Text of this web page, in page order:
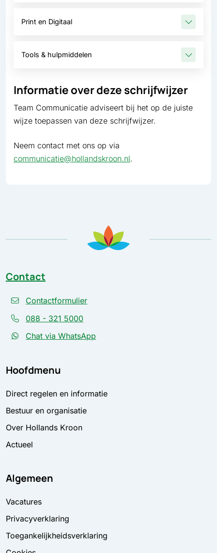
Print en Digitaal
Tools & hulpmiddelen
Informatie over deze schrijfwijzer
Team Communicatie adviseert bij het op de juiste
wijze toepassen van deze schrijfwijzer.
Neem contact met ons op via
communicatie@hollandskroon.nl.
Contact
Contactformulier
088 - 321 5000
Chat via WhatsApp
Hoofdmenu
Direct regelen en informatie
Bestuur en organisatie
Over Hollands Kroon
Actueel
Algemeen
Vacatures
Privacyverklaring
Toegankelijkheidsverklaring